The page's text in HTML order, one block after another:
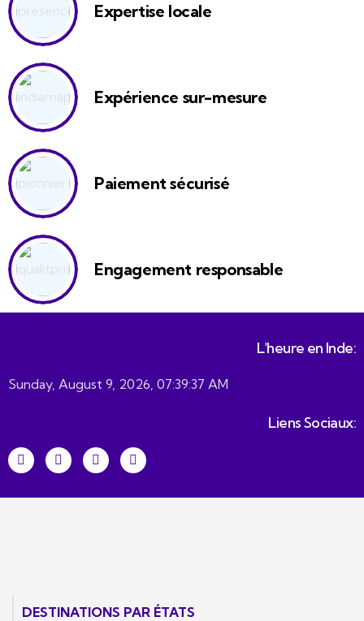
Expertise locale
Expérience sur-mesure
Paiement sécurisé
Engagement responsable
L'heure en Inde:
Sunday, August 9, 2026, 07:39:37 AM
Liens Sociaux:
DESTINATIONS PAR ÉTATS